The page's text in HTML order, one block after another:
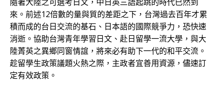
來。前述12倍數的量與質的差距之下，台灣過去百年才累
積而成的台日交流的基石、日本語的國際競爭力，恐快速
消逝。協助台灣青年學習日文、赴日留學一流大學，與大
陸菁英之異鄉同窗情誼，將來必有助下一代的和平交流。
趁留學生政策議題火熱之際，主政者宜善用資源，儘速訂
定有效政策。